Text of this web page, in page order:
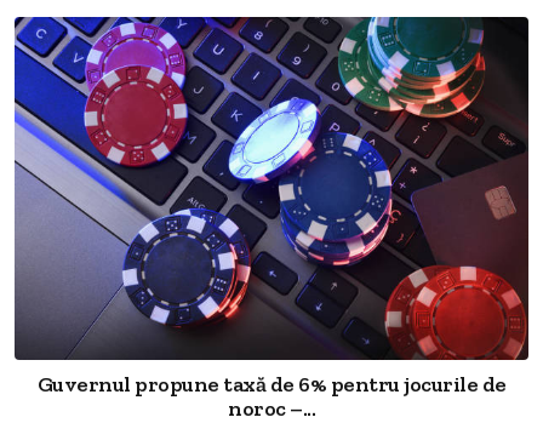
Guvernul propune taxă de 6% pentru jocurile de
noroc –...